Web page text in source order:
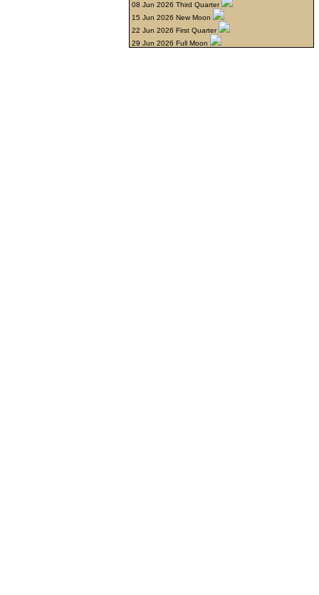
08 Jun 2026 Third Quarter
15 Jun 2026 New Moon
22 Jun 2026 First Quarter
29 Jun 2026 Full Moon